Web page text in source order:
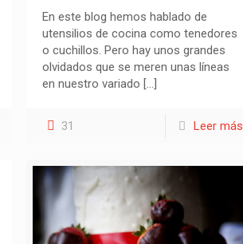
En este blog hemos hablado de
utensilios de cocina como tenedores
o cuchillos. Pero hay unos grandes
olvidados que se meren unas líneas
en nuestro variado […]
31 Leer más